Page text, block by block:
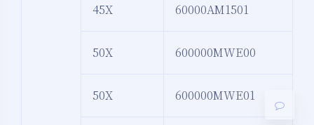
Sans Serif
45X 60000AM1501
50X 600000MWE00
50X 600000MWE01